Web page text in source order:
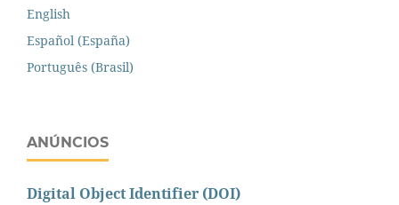
English
Español (España)
Português (Brasil)
ANÚNCIOS
Digital Object Identifier (DOI)